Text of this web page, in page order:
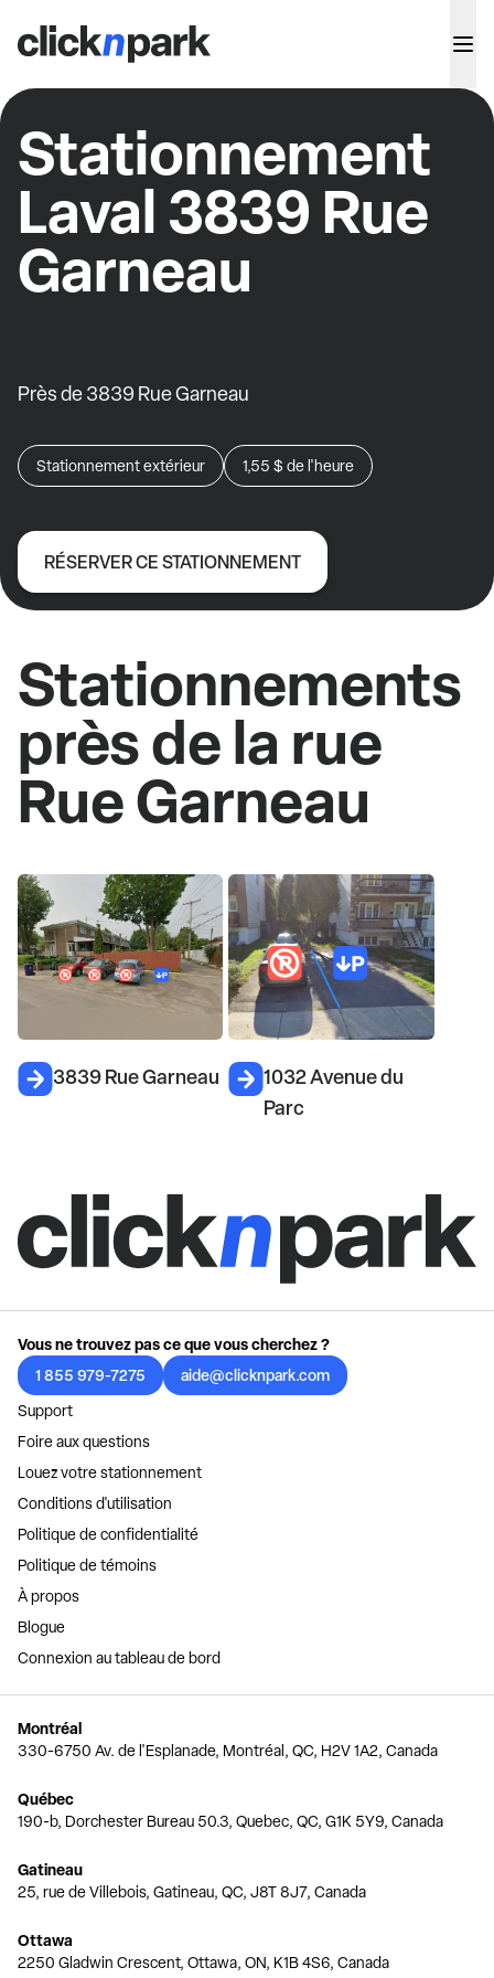
Stationnement
Laval 3839 Rue
Garneau
Près de 3839 Rue Garneau
Stationnement extérieur 1,55 $ de l'heure
RÉSERVER CE STATIONNEMENT
Stationnements
près de la rue
Rue Garneau
3839 Rue Garneau
1032 Avenue du
Parc
Vous ne trouvez pas ce que vous cherchez ?
1 855 979-7275
aide@clicknpark.com
Support
Foire aux questions
Louez votre stationnement
Conditions d'utilisation
Politique de confidentialité
Politique de témoins
À propos
Blogue
Connexion au tableau de bord
Montréal
330-6750 Av. de l'Esplanade, Montréal, QC, H2V 1A2, Canada
Québec
190-b, Dorchester Bureau 50.3, Quebec, QC, G1K 5Y9, Canada
Gatineau
25, rue de Villebois, Gatineau, QC, J8T 8J7, Canada
Ottawa
2250 Gladwin Crescent, Ottawa, ON, K1B 4S6, Canada